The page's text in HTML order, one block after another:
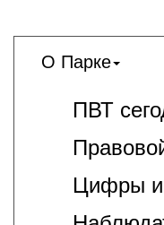
О Парке
ПВТ
Цифры